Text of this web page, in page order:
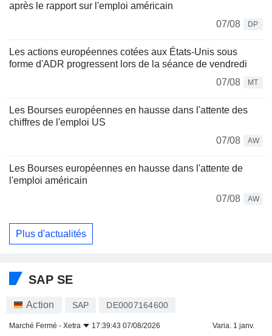
après le rapport sur l'emploi américain
07/08
DP
Les actions européennes cotées aux États-Unis sous
forme d'ADR progressent lors de la séance de vendredi
07/08
MT
Les Bourses européennes en hausse dans l'attente des
chiffres de l'emploi US
07/08
AW
Les Bourses européennes en hausse dans l'attente de
l'emploi américain
07/08
AW
Plus d'actualités
SAP SE
Action SAP DE0007164600
Marché Fermé - Xetra 17:39:43 07/08/2026 Varia. 1 janv.